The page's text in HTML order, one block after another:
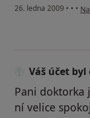
26. ledna 2009 • • •
Váš účet
Pani doktorka
ní velice